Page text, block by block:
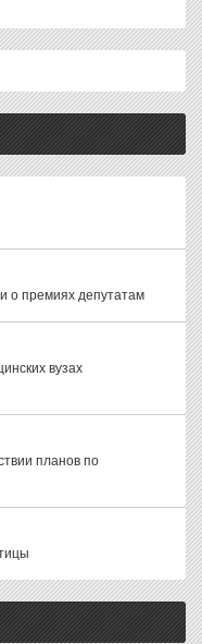
о премиях депутатам
вузах
планов по